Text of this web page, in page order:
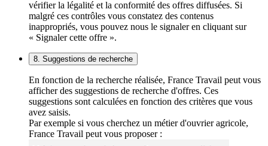
vérifier la légalité et la conformité des offres diffusées. Si
malgré ces contrôles vous constatez des contenus
inappropriés, vous pouvez nous le signaler en cliquant sur
« Signaler cette offre ».
8. Suggestions de recherche
En fonction de la recherche réalisée, France Travail peut vous
afficher des suggestions de recherche d'offres. Ces
suggestions sont calculées en fonction des critères que vous
avez saisis.
Par exemple si vous cherchez un métier d'ouvrier agricole,
France Travail peut vous proposer :